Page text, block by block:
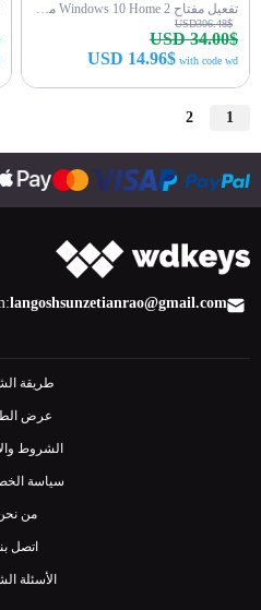
تفعيل مفتاح Windows 10 Home 2 مدى الحياة
USD306.48$
USD 34.00$
USD 14.96$with code wd
1
2
zetianrao@gmail.com
langoshsun
طريقة
عرض
الشروط
سياسة
من
اتصل
الأسئلة